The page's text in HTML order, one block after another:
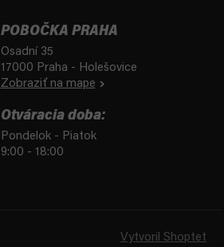
POBOČKA PRAHA
Osadní 35
17000 Praha - Holešovice
Zobraziť na mape
Otváracia doba:
Pondelok - Piatok
9:00 - 18:00
Vytvoril Shoptet